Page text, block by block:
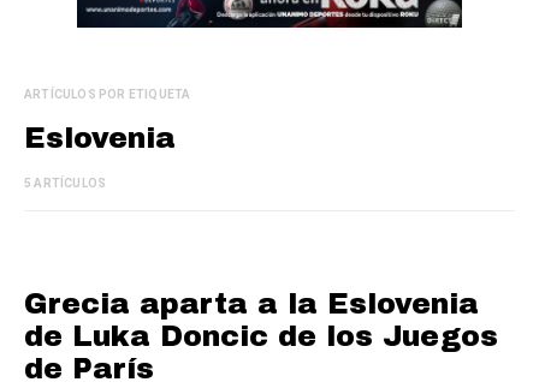
ARTÍCULOS POR ETIQUETA
Eslovenia
5 ARTÍCULOS
Grecia aparta a la Eslovenia
de Luka Doncic de los Juegos
de París